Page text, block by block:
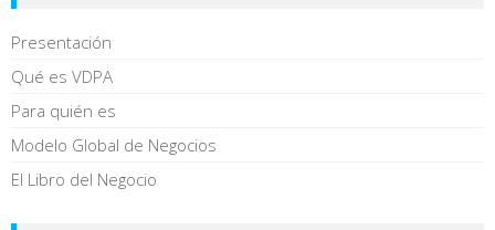
Presentación
Qué es VDPA
Para quién es
Modelo Global de Negocios
El Libro del Negocio